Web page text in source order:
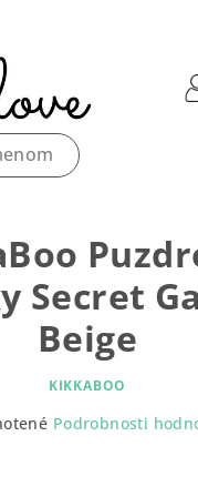
Secret
Beige
KIKKABOO
Podrobnosti